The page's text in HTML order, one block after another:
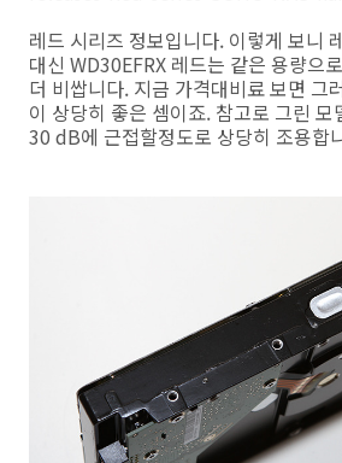
레드 시리즈 정보입니다. 이렇게 보니
대신 WD30EFRX 레드는 같은 용량으
더 비쌉니다. 지금 가격대비료 보면 그
이 상당히 좋은 셈이죠. 참고로 그린 모
30 dB에 근접할정도로 상당히 조용합